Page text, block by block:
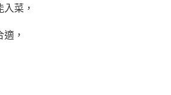
菜，
，